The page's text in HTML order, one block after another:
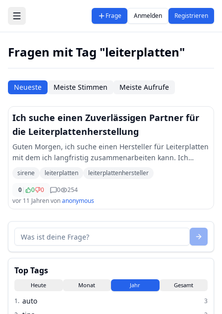
Zum Hauptinhalt springen
Frage Anmelden Registrieren
Fragen mit Tag "leiterplatten"
Neueste Meiste Stimmen Meiste Aufrufe
Ich suche einen Zuverlässigen Partner für
die Leiterplattenherstellung
Guten Morgen, ich suche einen Hersteller für Leiterplatten
mit dem ich langfristig zusammenarbeiten kann. Ich
brauch für verschiedene Sirenentypen Leiterpallten in
Serienfertigung. Könnt ihr mir je
sirene leiterplatten
leiterplattenhersteller
0| 0 0 0
254
vor 11 Jahrenvonanonymous
Top Tags
Heute Monat Jahr Gesamt
1. auto
3